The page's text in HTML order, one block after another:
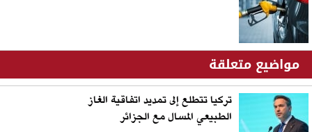
مواضيع متعلقة
تركيا تتطلع إلى ​تمديد اتفاقية الغاز
الطبيعي المسال مع ‌الجزائر